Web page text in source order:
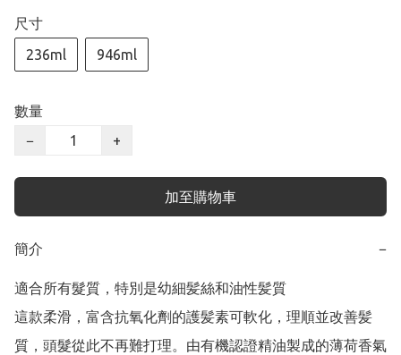
尺寸
236ml
946ml
數量
−
+
加至購物車
簡介 −
適合所有髮質，特別是幼細髪絲和油性髪質
這款柔滑，富含抗氧化劑的護髪素可軟化，理順並改善髪
質，頭髮從此不再難打理。由有機認證精油製成的薄荷香氣